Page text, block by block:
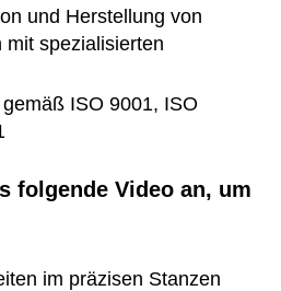
und Herstellung von
mit spezialisierten
ISO 9001, ISO
folgende Video an, um
im präzisen Stanzen